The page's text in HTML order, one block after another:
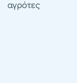
αγρότες